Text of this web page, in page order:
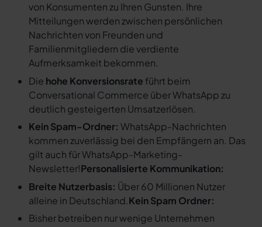
von Konsumenten zu Ihren Gunsten. Ihre
Mitteilungen werden zwischen persönlichen
Nachrichten von Freunden und
Familienmitgliedern die verdiente
Aufmerksamkeit bekommen.
Die hohe Konversionsrate führt beim
Conversational Commerce über WhatsApp zu
deutlich gesteigerten Umsatzerlösen.
Kein Spam-Ordner: WhatsApp-Nachrichten
kommen zuverlässig bei den Empfängern an. Das
gilt auch für WhatsApp-Marketing-
Newsletter!Personalisierte Kommunikation:
Breite Nutzerbasis: Über 60 Millionen Nutzer
alleine in Deutschland.Kein Spam Ordner:
Bisher betreiben nur wenige Unternehmen